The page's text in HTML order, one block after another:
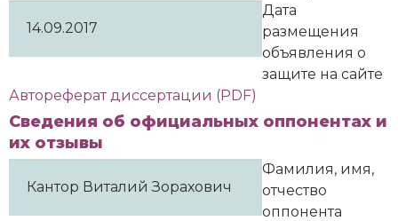
14.09.2017
Дата
размещения
объявления о
защите на сайте
Автореферат диссертации (PDF)
Сведения об официальных оппонентах и
их отзывы
Кантор Виталий Зорахович
Фамилия, имя,
отчество
оппонента